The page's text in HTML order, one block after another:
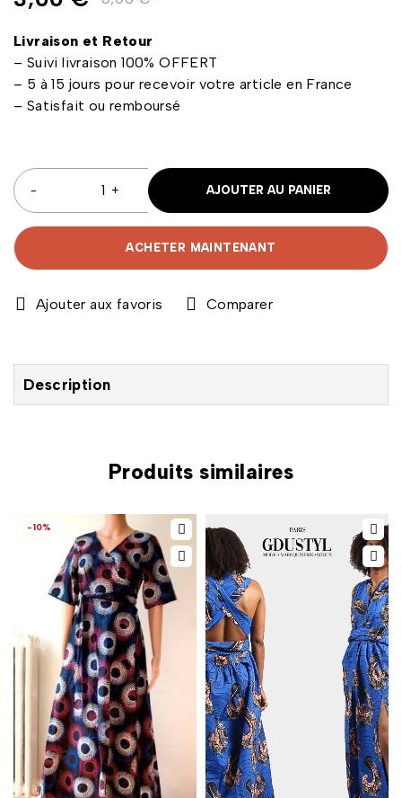
Livraison et Retour
– Suivi livraison 100% OFFERT
– 5 à 15 jours pour recevoir votre article en France
– Satisfait ou remboursé
AJOUTER AU PANIER
ACHETER MAINTENANT
Comparer
Description
Produits similaires
-10%